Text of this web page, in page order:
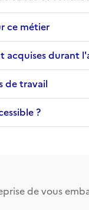
ce métier
acquises durant
de travail
?
de vous